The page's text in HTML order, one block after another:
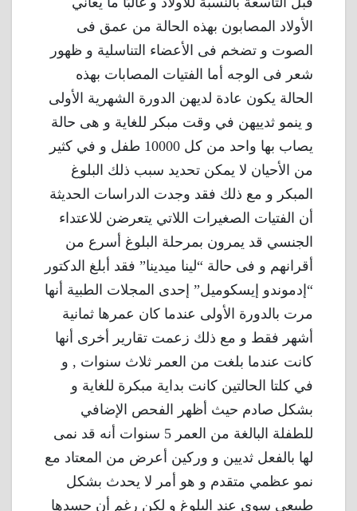
الأولاد المصابون بهذه الحالة من عمق فى
الصوت و تضخم فى الأعضاء التناسلية و ظهور
شعر فى الوجه أما الفتيات المصابات بهذه
الحالة يكون عادة لديهن الدورة الشهرية الأولى
و ينمو ثدييهن في وقت مبكر للغاية و هى حالة
يصاب بها واحد من كل 10000 طفل و في كثير
من الأحيان لا يمكن تحديد سبب ذلك البلوغ
المبكر و مع ذلك فقد وجدت الدراسات الحديثة
أن الفتيات الصغيرات اللاتي يتعرضن للاعتداء
الجنسي قد يمرون بمرحلة البلوغ أسرع من
أقرانهم و فى حالة “لينا ميدينا” فقد أبلغ الدكتور
“إدموندو إيسكوميل” إحدى المجلات الطبية أنها
مرت بالدورة الأولى عندما كان عمرها ثمانية
أشهر فقط و مع ذلك زعمت تقارير أخرى أنها
كانت عندما بلغت من العمر ثلاث سنوات , و
في كلتا الحالتين كانت بداية مبكرة للغاية و
بشكل صادم حيث أظهر الفحص الإضافي
للطفلة البالغة من العمر 5 سنوات أنه قد نمى
لها بالفعل ثديين و وركين أعرض من المعتاد مع
نمو عظمي متقدم و هو أمر لا يحدث بشكل
طبيعى سوى عند البلوغ و لكن رغم أن جسدها